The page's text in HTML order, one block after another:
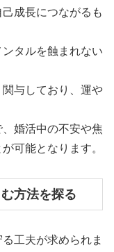
成長につながるも
タルを蝕まれない
与しており、運や
婚活中の不安や焦
可能となります。
方法を探る
工夫が求められま